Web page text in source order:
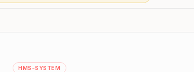
HMS-SYSTEM